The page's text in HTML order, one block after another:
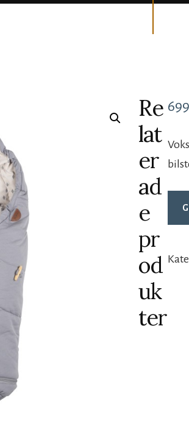
699
Re
lat
er
ad
e
pr
od
uk
ter